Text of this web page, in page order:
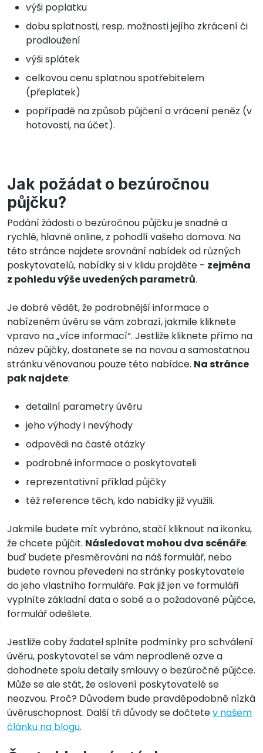
výši poplatku
dobu splatnosti, resp. možnosti jejího zkrácení či
prodloužení
výši splátek
celkovou cenu splatnou spotřebitelem
(přeplatek)
popřípadě na způsob půjčení a vrácení peněz (v
hotovosti, na účet).
Jak požádat o bezúročnou
půjčku?
Podání žádosti o bezúročnou půjčku je snadné a
rychlé, hlavně online, z pohodlí vašeho domova. Na
této stránce najdete srovnání nabídek od různých
poskytovatelů, nabídky si v klidu projděte - zejména
z pohledu výše uvedených parametrů.
Je dobré vědět, že podrobnější informace o
nabízeném úvěru se vám zobrazí, jakmile kliknete
vpravo na „více informací“. Jestliže kliknete přímo na
název půjčky, dostanete se na novou a samostatnou
stránku věnovanou pouze této nabídce. Na stránce
pak najdete:
detailní parametry úvěru
jeho výhody i nevýhody
odpovědi na časté otázky
podrobné informace o poskytovateli
reprezentativní příklad půjčky
též reference těch, kdo nabídky již využili.
Jakmile budete mít vybráno, stačí kliknout na ikonku,
že chcete půjčit. Následovat mohou dva scénáře:
buď budete přesměrováni na náš formulář, nebo
budete rovnou převedeni na stránky poskytovatele
do jeho vlastního formuláře. Pak již jen ve formuláři
vyplníte základní data o sobě a o požadované půjčce,
formulář odešlete.
Jestliže coby žadatel splníte podmínky pro schválení
úvěru, poskytovatel se vám neprodleně ozve a
dohodnete spolu detaily smlouvy o bezúročné půjčce.
Může se ale stát, že oslovení poskytovatelé se
neozvou. Proč? Důvodem bude pravděpodobně nízká
úvěruschopnost. Další tři důvody se dočtetev našem
článku na blogu.